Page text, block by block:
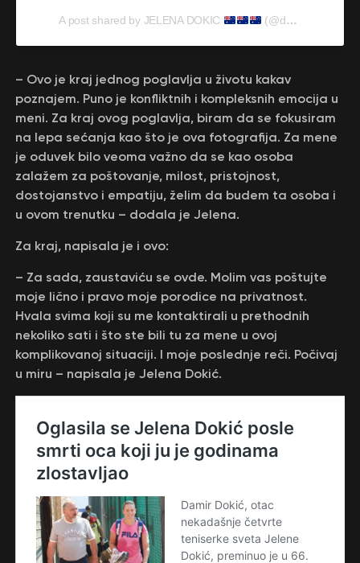
A post shared by JELENA DOKIC (@dokic_jelena)
– Ovo je kraj jednog poglavlja u životu kakav
poznajem. Puno je konfliktnih i kompleksnih emocija u
meni. Za kraj ovog poglavlja, biram da se fokusiram
na lepa sećanja kao što je ova fotografija. Za mene
je oduvek bilo veoma važno da se kao osoba
zalažem za poštovanje, milost, pristojnost,
dostojanstvo i empatiju, želim da budem ta osoba i
u ovom trenutku – dodala je Jelena.
Za kraj, napisala je i ovo:
– Za sada, zaustaviću se ovde. Molim vas poštujte
moje lično i pravo moje porodice na privatnost.
Hvala svima koji su me kontaktirali u prethodnih
nekoliko sati i što ste bili tu za mene u ovoj
komplikovanoj situaciji. I moje poslednje reči. Počivaj
u miru – napisala je Jelena Dokić.